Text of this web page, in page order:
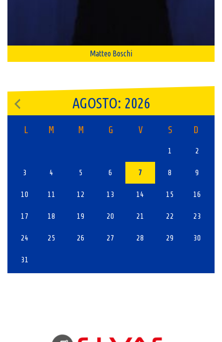
Matteo Boschi
AGOSTO: 2026
L M M G V S D
1 2
3 4 5 6 7 8 9
10 11 12 13 14 15 16
17 18 19 20 21 22 23
24 25 26 27 28 29 30
31